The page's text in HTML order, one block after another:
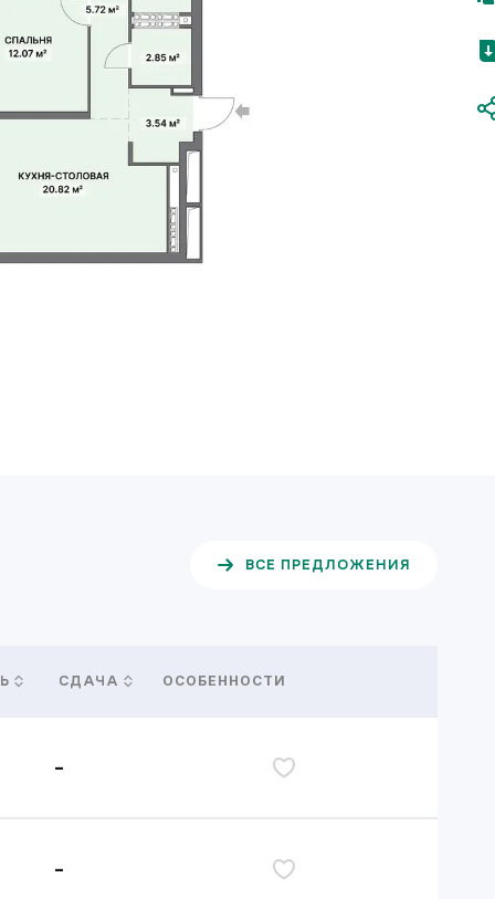
ВСЕ ПРЕДЛОЖЕНИЯ
СДАЧА ОСОБЕННОСТИ
-
-